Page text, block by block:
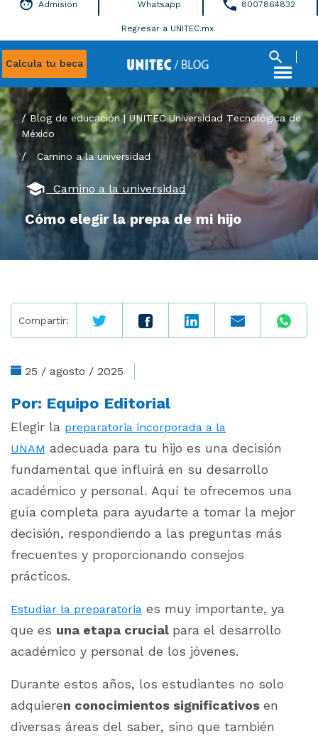
Calcula tu beca
Admisión Whatsapp 8007864832
Regresar a UNITEC.mx
Blog de educación | UNITEC Universidad Tecnológica de
México
/ Camino a la universidad
Camino a la universidad
Cómo elegir la prepa de mi hijo
Compartir:
25 / agosto / 2025
Por: Equipo Editorial
Elegir la preparatoria incorporada a la
UNAM adecuada para tu hijo es una decisión
fundamental que influirá en su desarrollo
académico y personal. Aquí te ofrecemos una
guía completa para ayudarte a tomar la mejor
decisión, respondiendo a las preguntas más
frecuentes y proporcionando consejos
prácticos.
Estudiar la preparatoria es muy importante, ya
que es una etapa crucial para el desarrollo
académico y personal de los jóvenes.
Durante estos años, los estudiantes no solo
adquieren conocimientos significativos en
diversas áreas del saber, sino que también